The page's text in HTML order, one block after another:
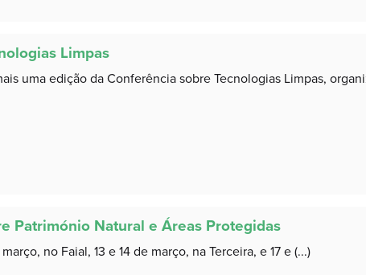
Limpas
uma edição da Conferência sobre Tecnologias Limpas,
Património Natural e Áreas Protegidas
no Faial, 13 e 14 de março, na Terceira, e 17 e (...)